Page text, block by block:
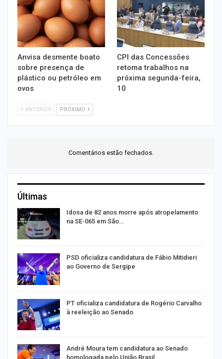
Anvisa desmente boato
sobre presença de
plástico ou petróleo em
ovos
CPI das Concessões
retoma trabalhos na
próxima segunda-feira,
10
ANTERIOR PRÓXIMO
Comentários estão fechados.
Últimas
Idosa de 82 anos morre após atropelamento
na SE-065 em São…
PSD oficializa candidatura de Fábio Mitidieri
ao Governo de Sergipe
PT oficializa candidatura de Rogério Carvalho
à reeleição ao Senado
André Moura tem candidatura ao Senado
homologada pelo União Brasil